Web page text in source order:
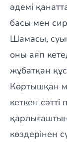
әдемі
басы мен
Шамасы,
оны аяп
жұбатқан
Көртышқан
кеткен
көздерінен